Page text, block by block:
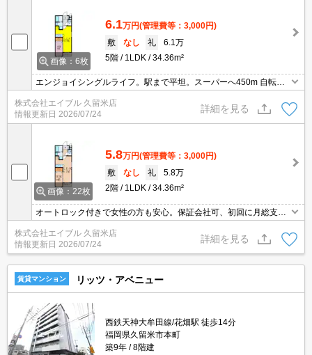
画像：6枚
6.1万円(管理費等：3,000円)
敷
なし 礼
6.1万
5階
1LDK 34.36m²
エンジョイシングルライフ。駅まで平坦。スーパーへ450m 自転車
株式会社エイブル 久留米店
情報更新日 2026/07/24
詳細を見る
画像：22枚
5.8万円(管理費等：3,000円)
敷
なし 礼
5.8万
2階
1LDK 34.36m²
オートロック付きで女性の方も安心。保証会社可、初回に月総支払
株式会社エイブル 久留米店
情報更新日 2026/07/24
詳細を見る
賃貸マンション リッツ・アベニュー
西鉄天神大牟田線/花畑駅 徒歩14分
福岡県久留米市本町
築9年
8階建